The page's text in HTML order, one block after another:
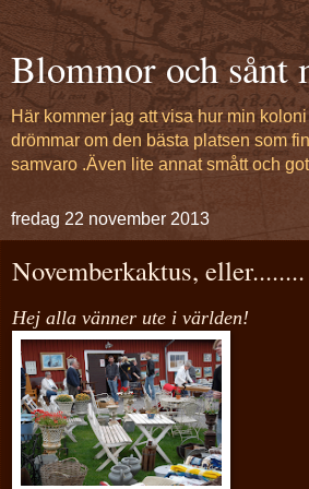
Blommor och sånt
Här kommer jag att visa hur min
drömmar om den bästa platsen som
samvaro .Även lite annat smått och
fredag 22 november 2013
Novemberkaktus, eller........
Hej alla vänner ute i världen!